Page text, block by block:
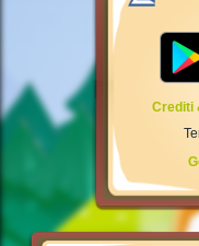
Crediti